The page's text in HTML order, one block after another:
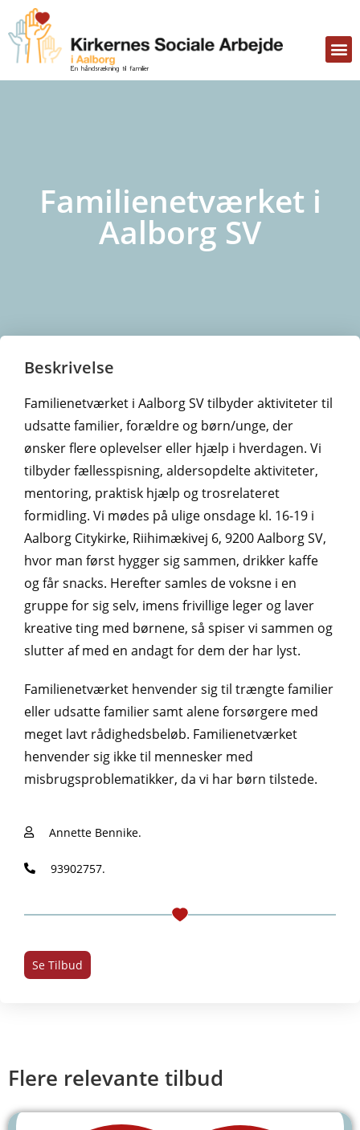
En håndsrækning til familier
Familienetværket i
Aalborg SV
Beskrivelse
Familienetværket i Aalborg SV tilbyder aktiviteter til
udsatte familier, forældre og børn/unge, der
ønsker flere oplevelser eller hjælp i hverdagen. Vi
tilbyder fællesspisning, aldersopdelte aktiviteter,
mentoring, praktisk hjælp og trosrelateret
formidling. Vi mødes på ulige onsdage kl. 16-19 i
Aalborg Citykirke, Riihimækivej 6, 9200 Aalborg SV,
hvor man først hygger sig sammen, drikker kaffe
og får snacks. Herefter samles de voksne i en
gruppe for sig selv, imens frivillige leger og laver
kreative ting med børnene, så spiser vi sammen og
slutter af med en andagt for dem der har lyst.
Familienetværket henvender sig til trængte familier
eller udsatte familier samt alene forsørgere med
meget lavt rådighedsbeløb. Familienetværket
henvender sig ikke til mennesker med
misbrugsproblematikker, da vi har børn tilstede.
Annette Bennike.
93902757.
Se Tilbud
Flere relevante tilbud